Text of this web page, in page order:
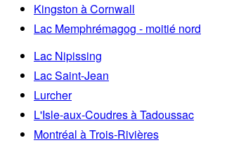
Kingston à Cornwall
Lac Memphrémagog - moitié nord
Lac Nipissing
Lac Saint-Jean
Lurcher
L'Isle-aux-Coudres à Tadoussac
Montréal à Trois-Rivières